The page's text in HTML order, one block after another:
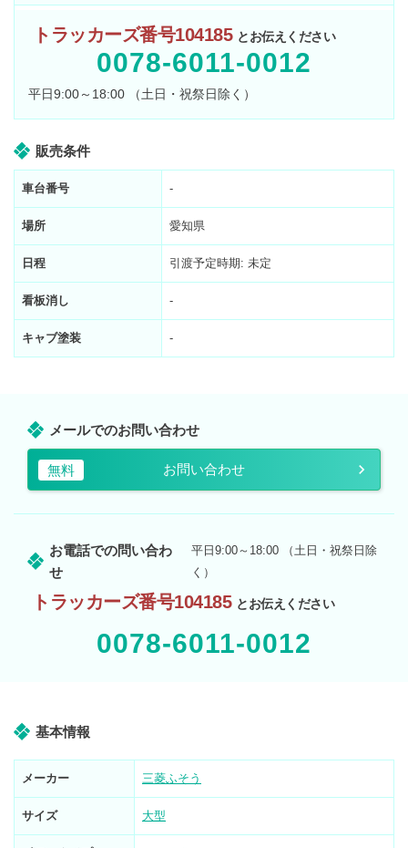
トラッカーズ番号104185 とお伝えください
0078-6011-0012
平日9:00～18:00 （土日・祝祭日除く）
販売条件
車台番号 -
場所 愛知県
日程 引渡予定時期: 未定
看板消し -
キャブ塗装 -
メールでのお問い合わせ
無料 お問い合わせ
お電話での問い合わ
せ
平日9:00～18:00 （土日・祝祭日除
く）
トラッカーズ番号104185 とお伝えください
0078-6011-0012
基本情報
メーカー 三菱ふそう
サイズ 大型